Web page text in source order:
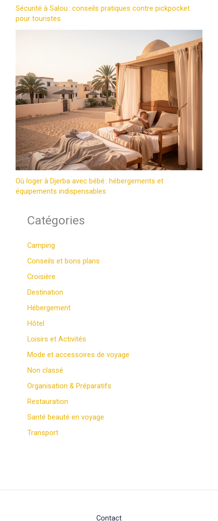
Sécurité à Salou : conseils pratiques contre pickpocket
pour touristes
Où loger à Djerba avec bébé : hébergements et
équipements indispensables
Catégories
Camping
Conseils et bons plans
Croisière
Destination
Hébergement
Hôtel
Loisirs et Activités
Mode et accessoires de voyage
Non classé
Organisation & Préparatifs
Restauration
Santé beauté en voyage
Transport
Contact